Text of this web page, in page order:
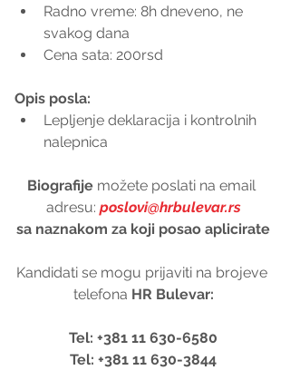
Radno vreme: 8h dneveno, ne
svakog dana
Cena sata: 200rsd
Opis posla:
Lepljenje deklaracija i kontrolnih
nalepnica
Biografije možete poslati na email
adresu: poslovi@hrbulevar.rs
sa naznakom za koji posao aplicirate
Kandidati se mogu prijaviti na brojeve
telefona HR Bulevar:
Tel: +381 11 630-6580
Tel: +381 11 630-3844